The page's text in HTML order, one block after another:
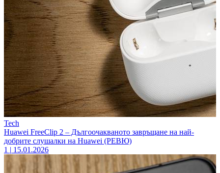
Tech
Huawei FreeClip 2 – Дългоочакваното завръщане на най-
добрите слушалки на Huawei (РЕВЮ)
1 | 15.01.2026